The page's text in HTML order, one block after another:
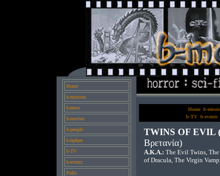
Home
b-mission
b-news
b-movies
b-people
b-άρθρα
b-TV
b-events
Polls
Home b-
b-TV b-events
TWINS OF EVIL
Βρετανία)
A.K.A.: The Evil Twins,
of Dracula, The Virgin